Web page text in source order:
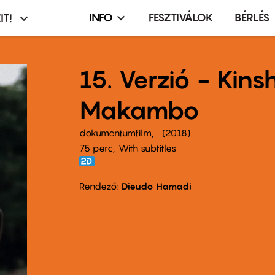
Infó,
terembérlés
menü
INFO FESZTIVÁLOK BÉRLÉS
15. Verzió -
Makambo
dokumentumfilm
2018
75 perc,
With subtitles
Rendező Dieudo Hamadi